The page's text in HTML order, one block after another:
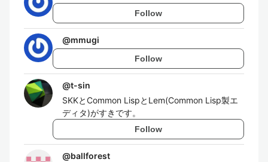
Follow
@mmugi
Follow
@t-sin
SKKとCommon LispとLem(Common Lisp製エ
ディタ)がすきです。
Follow
@ballforest